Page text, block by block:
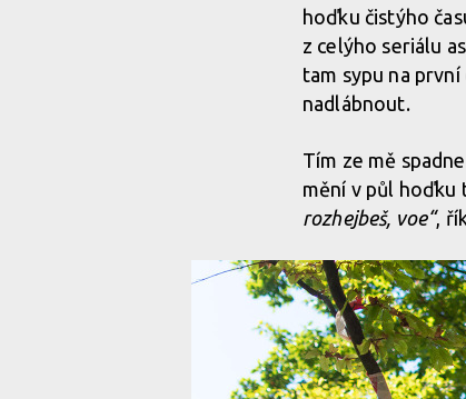
hoďku čistýho
z celýho seriálu
tam sypu na
nadlábnout.
Tím ze mě
mění v půl hoďku
rozhejbeš, voe“,